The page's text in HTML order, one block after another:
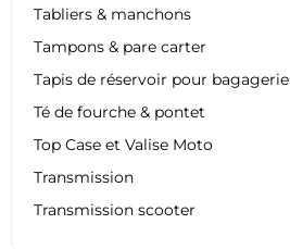
Tabliers & manchons
Tampons & pare carter
Tapis de réservoir pour bagagerie
Té de fourche & pontet
Top Case et Valise Moto
Transmission
Transmission scooter